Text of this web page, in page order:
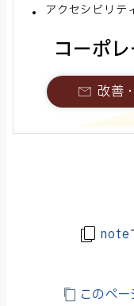
アクセシビリテ
コーポ
改善
note
このペ